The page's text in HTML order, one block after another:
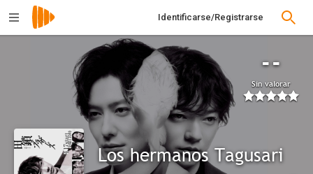
Identificarse/Registrarse
--
Sin valorar
Los hermanos Tagusari